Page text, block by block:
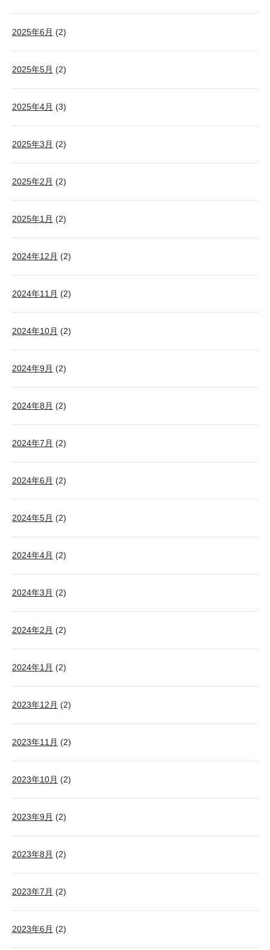
2025年6月 (2)
2025年5月 (2)
2025年4月 (3)
2025年3月 (2)
2025年2月 (2)
2025年1月 (2)
2024年12月 (2)
2024年11月 (2)
2024年10月 (2)
2024年9月 (2)
2024年8月 (2)
2024年7月 (2)
2024年6月 (2)
2024年5月 (2)
2024年4月 (2)
2024年3月 (2)
2024年2月 (2)
2024年1月 (2)
2023年12月 (2)
2023年11月 (2)
2023年10月 (2)
2023年9月 (2)
2023年8月 (2)
2023年7月 (2)
2023年6月 (2)